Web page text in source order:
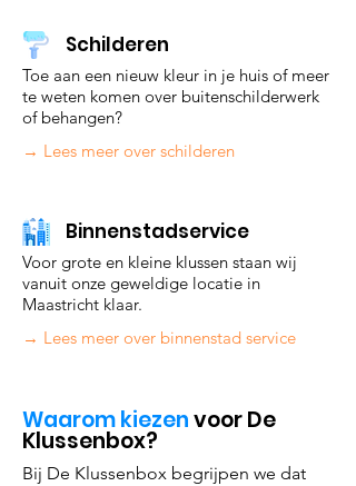
Schilderen
Toe aan een nieuw kleur in je huis of meer
te weten komen over buitenschilderwerk
of behangen?
→ Lees meer over schilderen
Binnenstadservice
Voor grote en kleine klussen staan wij
vanuit onze geweldige locatie in
Maastricht klaar.
→ Lees meer over binnenstad service
Waarom kiezenvoor De
Klussenbox?
Bij De Klussenbox begrijpen we dat